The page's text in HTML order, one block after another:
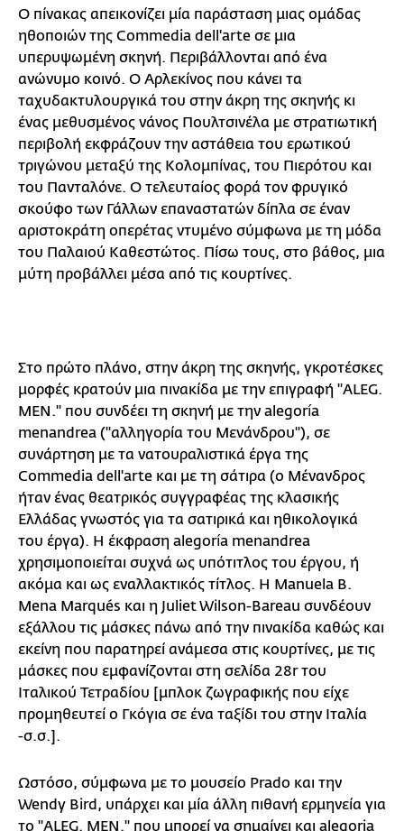
Ο πίνακας απεικονίζει μία παράσταση μιας ομάδας
ηθοποιών της Commedia dell'arte σε μια
υπερυψωμένη σκηνή. Περιβάλλονται από ένα
ανώνυμο κοινό. Ο Αρλεκίνος που κάνει τα
ταχυδακτυλουργικά του στην άκρη της σκηνής κι
ένας μεθυσμένος νάνος Πουλτσινέλα με στρατιωτική
περιβολή εκφράζουν την αστάθεια του ερωτικού
τριγώνου μεταξύ της Κολομπίνας, του Πιερότου και
του Πανταλόνε. Ο τελευταίος φορά τον φρυγικό
σκούφο των Γάλλων επαναστατών δίπλα σε έναν
αριστοκράτη οπερέτας ντυμένο σύμφωνα με τη μόδα
του Παλαιού Καθεστώτος. Πίσω τους, στο βάθος, μια
μύτη προβάλλει μέσα από τις κουρτίνες.
Στο πρώτο πλάνο, στην άκρη της σκηνής, γκροτέσκες
μορφές κρατούν μια πινακίδα με την επιγραφή "ALEG.
MEN." που συνδέει τη σκηνή με την alegoría
menandrea ("αλληγορία του Μενάνδρου"), σε
συνάρτηση με τα νατουραλιστικά έργα της
Commedia dell'arte και με τη σάτιρα (ο Μένανδρος
ήταν ένας θεατρικός συγγραφέας της κλασικής
Ελλάδας γνωστός για τα σατιρικά και ηθικολογικά
του έργα). Η έκφραση alegoría menandrea
χρησιμοποιείται συχνά ως υπότιτλος του έργου, ή
ακόμα και ως εναλλακτικός τίτλος. Η Manuela B.
Mena Marqués και η Juliet Wilson-Bareau συνδέουν
εξάλλου τις μάσκες πάνω από την πινακίδα καθώς και
εκείνη που παρατηρεί ανάμεσα στις κουρτίνες, με τις
μάσκες που εμφανίζονται στη σελίδα 28r του
Ιταλικού Τετραδίου [μπλοκ ζωγραφικής που είχε
προμηθευτεί ο Γκόγια σε ένα ταξίδι του στην Ιταλία
-σ.σ.].
Ωστόσο, σύμφωνα με το μουσείο Prado και την
Wendy Bird, υπάρχει και μία άλλη πιθανή ερμηνεία για
το "ALEG. MEN." που μπορεί να σημαίνει και alegoria